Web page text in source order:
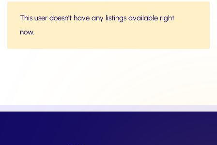
This user doesn't have any listings available right
now.